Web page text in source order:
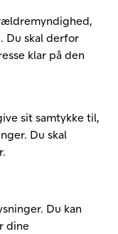
Du skal derfor
klar på den
sit samtykke til,
Du skal
Du kan
dine